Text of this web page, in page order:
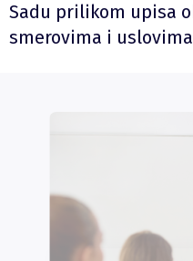
Sadu prilikom upisa
smerovima i